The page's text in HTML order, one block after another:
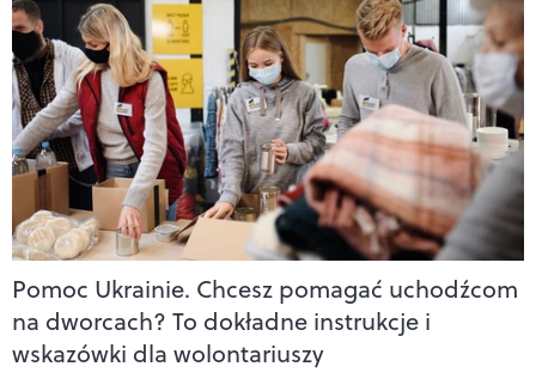
Pomoc Ukrainie. Chcesz pomagać uchodźcom
na dworcach? To dokładne instrukcje i
wskazówki dla wolontariuszy